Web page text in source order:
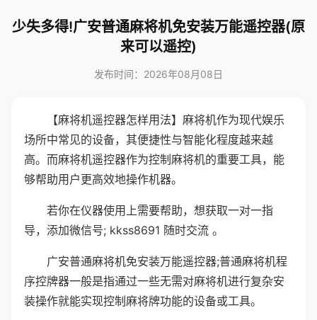
少失多得!广安普通麻将机免安装万能遥控器(原
来可以遥控)
发布时间：2026年08月08日
【麻将机遥控器怎样用法】麻将机作为现代娱乐
场所中常见的设备，其便捷性与智能化程度越来越
高。而麻将机遥控器作为控制麻将机的重要工具，能
够帮助用户更高效地操作机器。
若你在仪器使用上需要帮助，想获取一对一指
导，添加微信号; kkss8691 随时交流 。
广安普通麻将机免安装万能遥控器;普通麻将机程
序控牌器一般是指通过一些无需对麻将机进行复杂安
装操作就能实现控制麻将牌功能的设备或工具。